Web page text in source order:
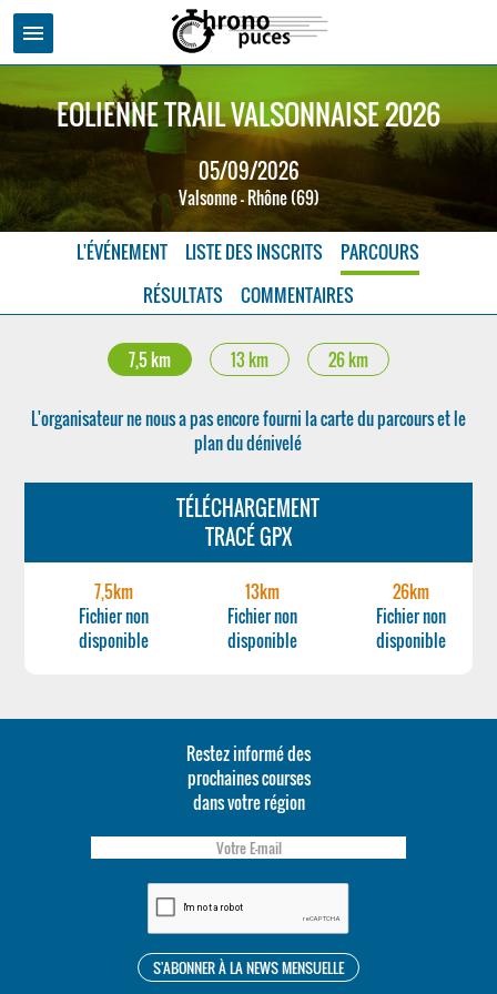
menu
EOLIENNE TRAIL VALSONNAISE 2026
05/09/2026
Valsonne - Rhône (69)
L'ÉVÉNEMENT LISTE DES INSCRITS
PARCOURS
RÉSULTATS
COMMENTAIRES
7,5 km 13 km 26 km
L'organisateur ne nous a pas encore fourni la carte du parcours et le
plan du dénivelé
TÉLÉCHARGEMENT
TRACÉ GPX
7,5km
Fichier non
disponible
13km
Fichier non
disponible
26km
Fichier non
disponible
Restez informé des
prochaines courses
dans votre région